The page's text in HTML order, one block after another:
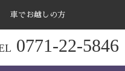
車でお越しの方
0771-22-5846